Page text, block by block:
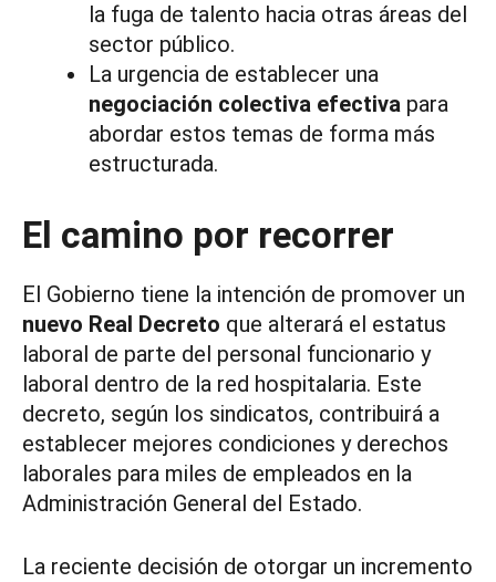
la fuga de talento hacia otras áreas del
sector público.
La urgencia de establecer una
negociación colectiva efectiva para
abordar estos temas de forma más
estructurada.
El camino por recorrer
El Gobierno tiene la intención de promover un
nuevo Real Decreto que alterará el estatus
laboral de parte del personal funcionario y
laboral dentro de la red hospitalaria. Este
decreto, según los sindicatos, contribuirá a
establecer mejores condiciones y derechos
laborales para miles de empleados en la
Administración General del Estado.
La reciente decisión de otorgar un incremento